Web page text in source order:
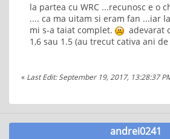
la partea cu WRC ...recunosc e o
.... ca ma uitam si eram fan ...iar
mi s-a taiat complet.
adevarat
1,6 sau 1.5 (au trecut cativa ani
« Last Edit: September 19, 2017, 13:28:37
andrei0241